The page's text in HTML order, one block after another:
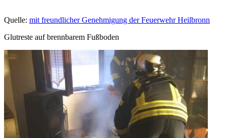
Quelle: mit freundlicher Genehmigung der Feuerwehr Heilbronn
Glutreste auf brennbarem Fußboden